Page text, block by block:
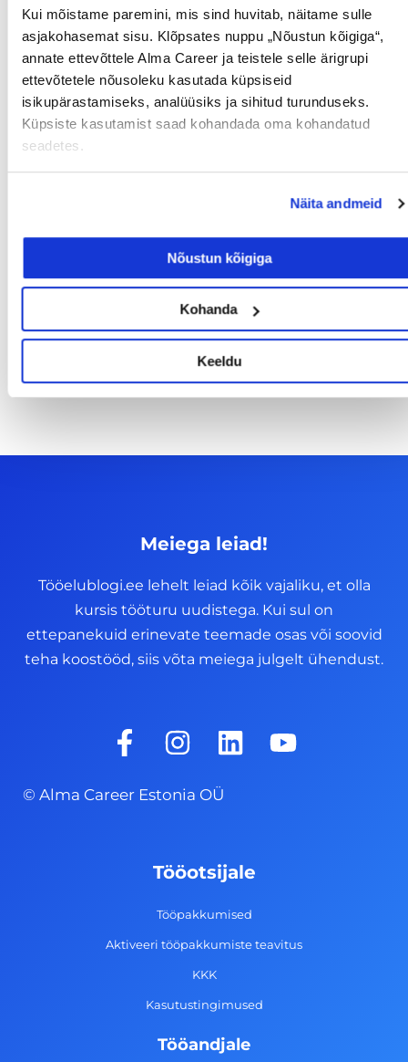
Kui mõistame paremini, mis sind huvitab, näitame sulle
asjakohasemat sisu. Klõpsates nuppu „Nõustun kõigiga“,
annate ettevõttele Alma Career ja teistele selle ärigrupi
ettevõtetele nõusoleku kasutada küpsiseid
isikupärastamiseks, analüüsiks ja sihitud turunduseks.
Küpsiste kasutamist saad kohandada oma kohandatud
seadetes.
Näita andmeid
Nõustun kõigiga
Kohanda
Keeldu
Tööotsijale
Sinu palk pole enam
tabuteema!
14/07/2026
Meiega leiad!
Tööelublogi.ee lehelt leiad kõik vajaliku, et olla
kursis tööturu uudistega. Kui sul on
ettepanekuid erinevate teemade osas või soovid
teha koostööd, siis võta meiega julgelt ühendust.
F
a
e
-
I
n
s
t
g
a
m
L
i
d
n
Y
o
© Alma Career Estonia OÜ
Tööotsijale
Tööpakkumised
Aktiveeri tööpakkumiste teavitus
KKK
Kasutustingimused
Tööandjale